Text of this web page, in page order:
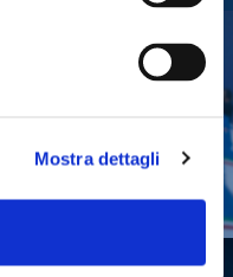
Mostra dettagli
Tricolore